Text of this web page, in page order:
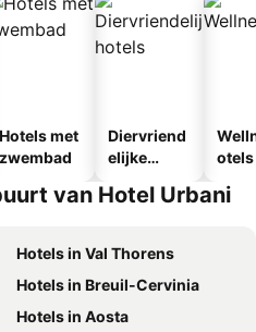
Hotels met
zwembad
Diervriend
elijke
otels
van Hotel Urbani
Hotels in Val Thorens
Hotels in Breuil-Cervinia
Hotels in Aosta